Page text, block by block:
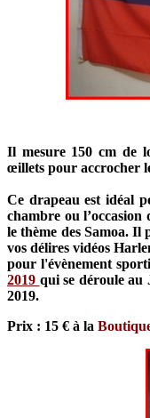
Il mesure 150 cm de
œillets pour accrocher
Ce drapeau est idéal
chambre ou l’occasion
le thème des Samoa. Il
vos délires vidéos
pour l'évènement
2019 qui se déroule au
2019.
Prix : 15 € à la